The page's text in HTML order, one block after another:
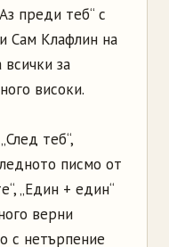
преди теб“ с
Сам Клафлин на
всички за
високи.
теб“,
писмо от
„Един + един“
верни
с нетърпение